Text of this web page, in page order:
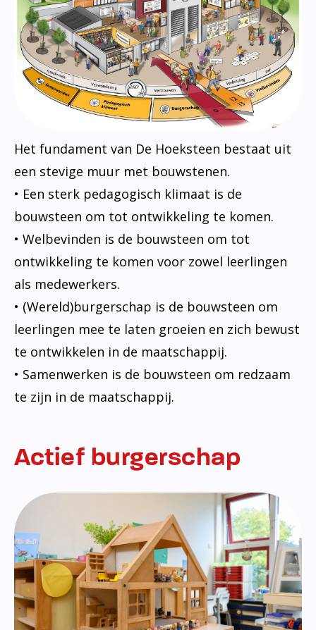
Het fundament van De Hoeksteen bestaat uit
een stevige muur met bouwstenen.
• Een sterk pedagogisch klimaat is de
bouwsteen om tot ontwikkeling te komen.
• Welbevinden is de bouwsteen om tot
ontwikkeling te komen voor zowel leerlingen
als medewerkers.
• (Wereld)burgerschap is de bouwsteen om
leerlingen mee te laten groeien en zich bewust
te ontwikkelen in de maatschappij.
• Samenwerken is de bouwsteen om redzaam
te zijn in de maatschappij.
Actief burgerschap